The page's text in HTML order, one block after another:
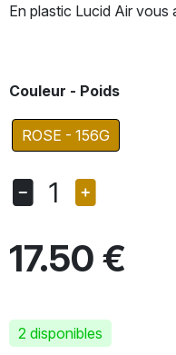
En plastic Lucid Air vous
Couleur - Poids
ROSE - 156G
1
17.50 €
2 disponibles